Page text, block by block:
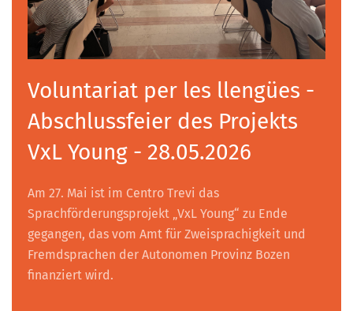
Voluntariat per les llengües -
Abschlussfeier des Projekts
VxL Young - 28.05.2026
Am 27. Mai ist im Centro Trevi das
Sprachförderungsprojekt „VxL Young“ zu Ende
gegangen, das vom Amt für Zweisprachigkeit und
Fremdsprachen der Autonomen Provinz Bozen
finanziert wird.